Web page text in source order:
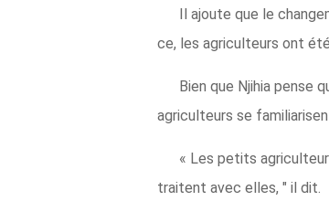
Il ajoute que le
ce, les agriculteurs ont
Bien que Njihia pense
agriculteurs se
« Les petits
traitent avec elles, " il dit.